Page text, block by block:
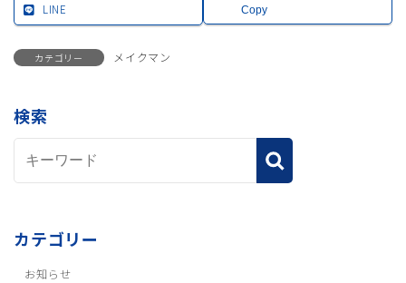
LINE
Copy
カテゴリー メイクマン
検索
カテゴリー
お知らせ